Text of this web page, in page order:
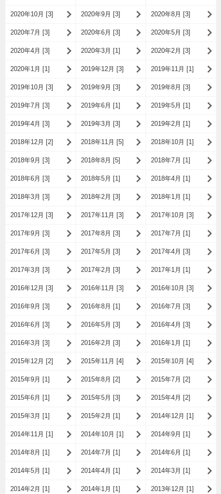
2020年10月 [3] 2020年9月 [3] 2020年8月 [3]
2020年7月 [3] 2020年6月 [3] 2020年5月 [3]
2020年4月 [3] 2020年3月 [1] 2020年2月 [3]
2020年1月 [1] 2019年12月 [3] 2019年11月 [1]
2019年10月 [3] 2019年9月 [3] 2019年8月 [3]
2019年7月 [3] 2019年6月 [1] 2019年5月 [1]
2019年4月 [3] 2019年3月 [3] 2019年2月 [1]
2018年12月 [2] 2018年11月 [5] 2018年10月 [1]
2018年9月 [3] 2018年8月 [5] 2018年7月 [1]
2018年6月 [3] 2018年5月 [1] 2018年4月 [1]
2018年3月 [3] 2018年2月 [3] 2018年1月 [1]
2017年12月 [3] 2017年11月 [3] 2017年10月 [3]
2017年9月 [3] 2017年8月 [3] 2017年7月 [1]
2017年6月 [3] 2017年5月 [3] 2017年4月 [3]
2017年3月 [3] 2017年2月 [3] 2017年1月 [1]
2016年12月 [3] 2016年11月 [3] 2016年10月 [3]
2016年9月 [3] 2016年8月 [1] 2016年7月 [3]
2016年6月 [3] 2016年5月 [3] 2016年4月 [3]
2016年3月 [3] 2016年2月 [3] 2016年1月 [1]
2015年12月 [2] 2015年11月 [4] 2015年10月 [4]
2015年9月 [1] 2015年8月 [2] 2015年7月 [2]
2015年6月 [1] 2015年5月 [3] 2015年4月 [2]
2015年3月 [1] 2015年2月 [1] 2014年12月 [1]
2014年11月 [1] 2014年10月 [1] 2014年9月 [1]
2014年8月 [1] 2014年7月 [1] 2014年6月 [1]
2014年5月 [1] 2014年4月 [1] 2014年3月 [1]
2014年2月 [1] 2014年1月 [1] 2013年12月 [1]